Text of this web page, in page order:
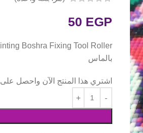
50 EGP
بالماس
اشتري هذا المنتج الآن واحصل على